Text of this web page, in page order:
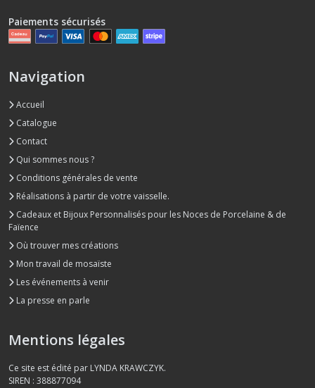
Paiements sécurisés
Navigation
Accueil
Catalogue
Contact
Qui sommes nous ?
Conditions générales de vente
Réalisations à partir de votre vaisselle.
Cadeaux et Bijoux Personnalisés pour les Noces de Porcelaine & de
Faïence
Où trouver mes créations
Mon travail de mosaïste
Les événements à venir
La presse en parle
Mentions légales
Ce site est édité par LYNDA KRAWCZYK.
SIREN : 388877094